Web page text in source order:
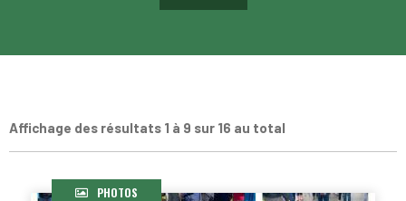
Affichage des résultats 1 à 9 sur 16 au total
PHOTOS